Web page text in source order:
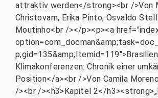
attraktiv werden</strong><br />Von
Christovam, Erika Pinto, Osvaldo
Moutinho<br /></p><p><a
Klimakonferenzen: Chronik einer
Position</a><br />Von Camila
/><br /><h3>Kapitel 2</